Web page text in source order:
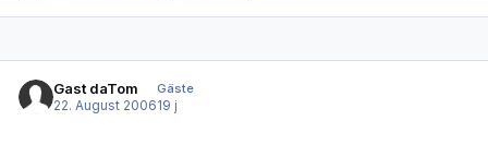
Gast daTom
Gäste
22. August 200619 j